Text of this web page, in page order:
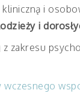
i
i
z zakresu
wczesnego